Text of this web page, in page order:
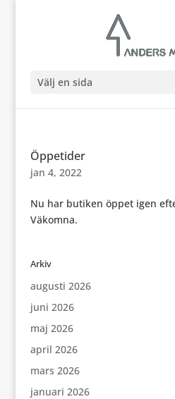
Välj en sida
Öppetider
jan 4, 2022
Nu har butiken öppet igen
Väkomna.
Arkiv
augusti 2026
juni 2026
maj 2026
april 2026
mars 2026
januari 2026